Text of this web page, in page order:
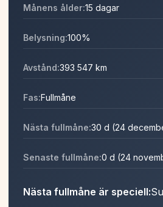
Månens ålder:15 dagar
Belysning:100%
Avstånd:393 547 km
Fas:Fullmåne
Nästa fullmåne:30 d (24
Senaste fullmåne:0 d (24
Nästa fullmåne är speciell: